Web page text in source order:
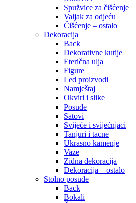
Spužvice za čišćenje
Valjak za odjeću
Čišćenje – ostalo
Dekoracija
Back
Dekorativne kutije
Eterična ulja
Figure
Led proizvodi
Namještaj
Okviri i slike
Posude
Satovi
Svijeće i svijećnjaci
Tanjuri i tacne
Ukrasno kamenje
Vaze
Zidna dekoracija
Dekoracija – ostalo
Stolno posuđe
Back
Bokali